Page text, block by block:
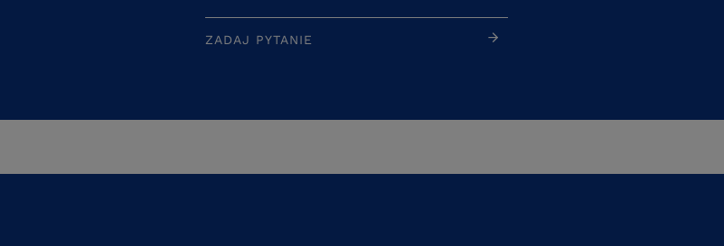
ZADAJ PYTANIE